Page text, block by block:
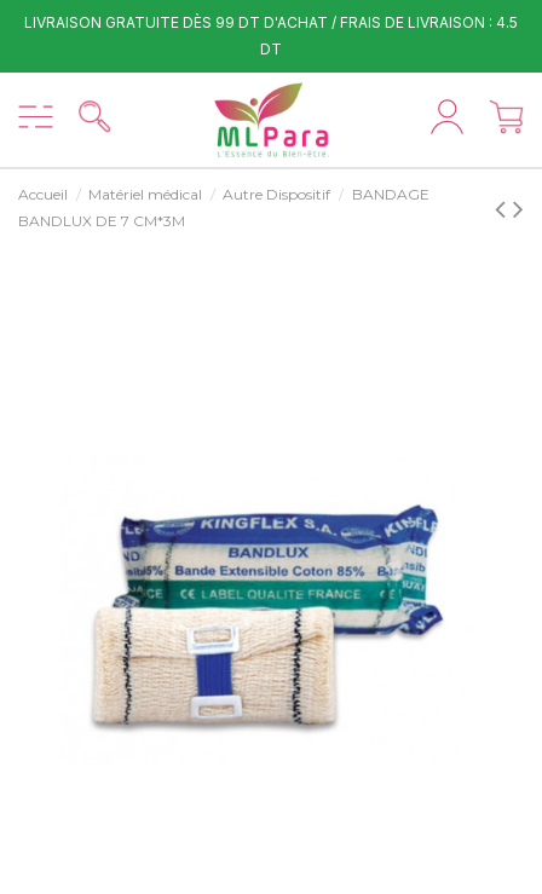
LIVRAISON GRATUITE DÈS 99 DT D'ACHAT / FRAIS DE LIVRAISON : 4.5
DT
Accueil Matériel médical Autre Dispositif
BANDAGE
BANDLUX DE 7 CM*3M